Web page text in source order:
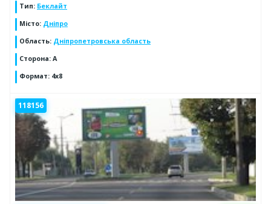
Тип: Беклайт
Місто: Дніпро
Область: Дніпропетровська область
Сторона: A
Формат: 4х8
118156